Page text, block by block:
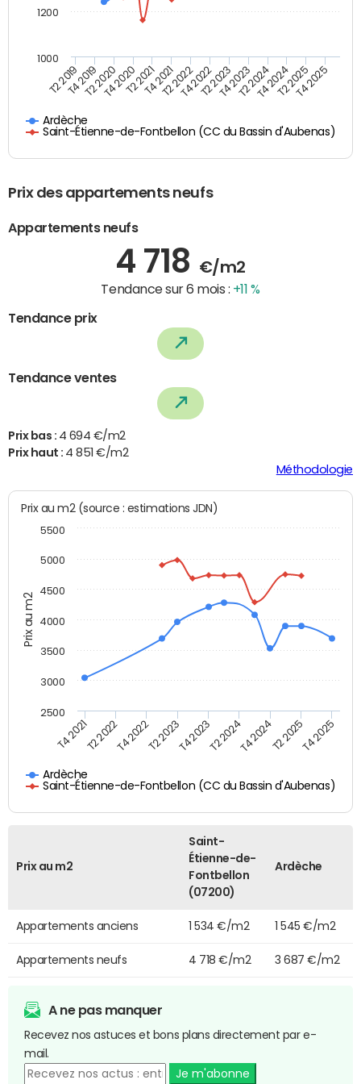
Ardèche
Saint-Étienne-de-Fontbellon (CC du Bassin d'Aubenas)
T2 2019T4 2019T2 2020T4 2020T2 2021T4 2021T2 2022T4 2022T2 2023T4 2023T2 2024T4 2024T2 2025T4 2025
1200
1000
Prix des appartements neufs
Appartements neufs
4 718 €/m2
Tendance sur 6 mois : +11 %
Tendance prix
Tendance ventes
Prix bas : 4 694 €/m2
Prix haut : 4 851 €/m2
Méthodologie
Prix au m2
Prix au m2 (source : estimations JDN)
Ardèche
Saint-Étienne-de-Fontbellon (CC du Bassin d'Aubenas)
T4 2021T2 2022T4 2022T2 2023T4 2023T2 2024T4 2024T2 2025T4 2025
2500
3000
3500
4000
4500
5000
5500
Prix au m2
Saint-
Étienne-de-
Fontbellon
(07200)
Ardèche
Appartements anciens 1 534 €/m2 1 545 €/m2
Appartements neufs 4 718 €/m2 3 687 €/m2
A ne pas manquer
Recevez nos astuces et bons plans directement par e-
mail.
Je m'abonne